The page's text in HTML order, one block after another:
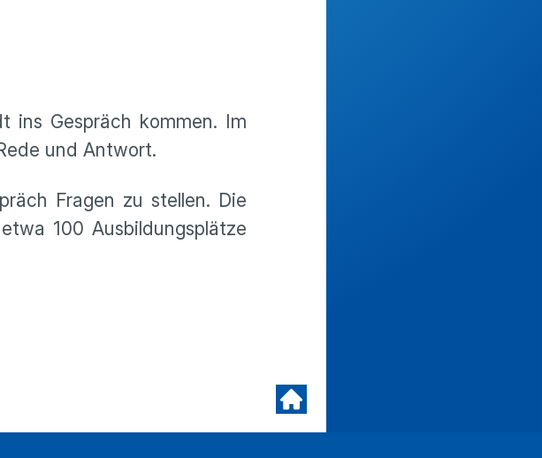
ins Gespräch kommen. Im
und Antwort.
Fragen zu stellen. Die
100 Ausbildungsplätze